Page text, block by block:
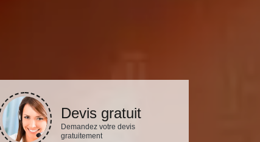
Devis gratuit
Demandez votre devis
gratuitement